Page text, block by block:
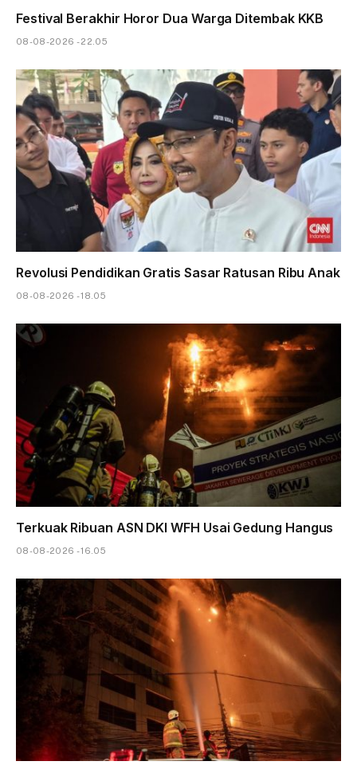
Festival Berakhir Horor Dua Warga Ditembak KKB
08-08-2026 - 22.05
Revolusi Pendidikan Gratis Sasar Ratusan Ribu Anak
08-08-2026 - 18.05
Terkuak Ribuan ASN DKI WFH Usai Gedung Hangus
08-08-2026 - 16.05